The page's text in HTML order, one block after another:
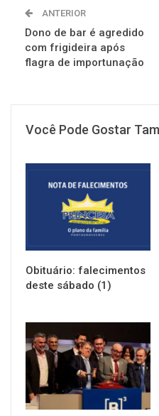
ANTERIOR
Dono de bar é agredido
com frigideira após
flagra de importunação
Você Pode Gostar
Obituário: falecimentos
deste sábado (1)
NOTÍCIAS